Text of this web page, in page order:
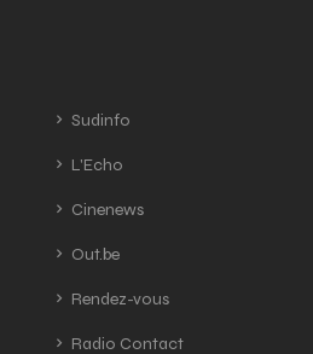
Sudinfo
L'Echo
Cinenews
Out.be
Rendez-vous
Radio Contact